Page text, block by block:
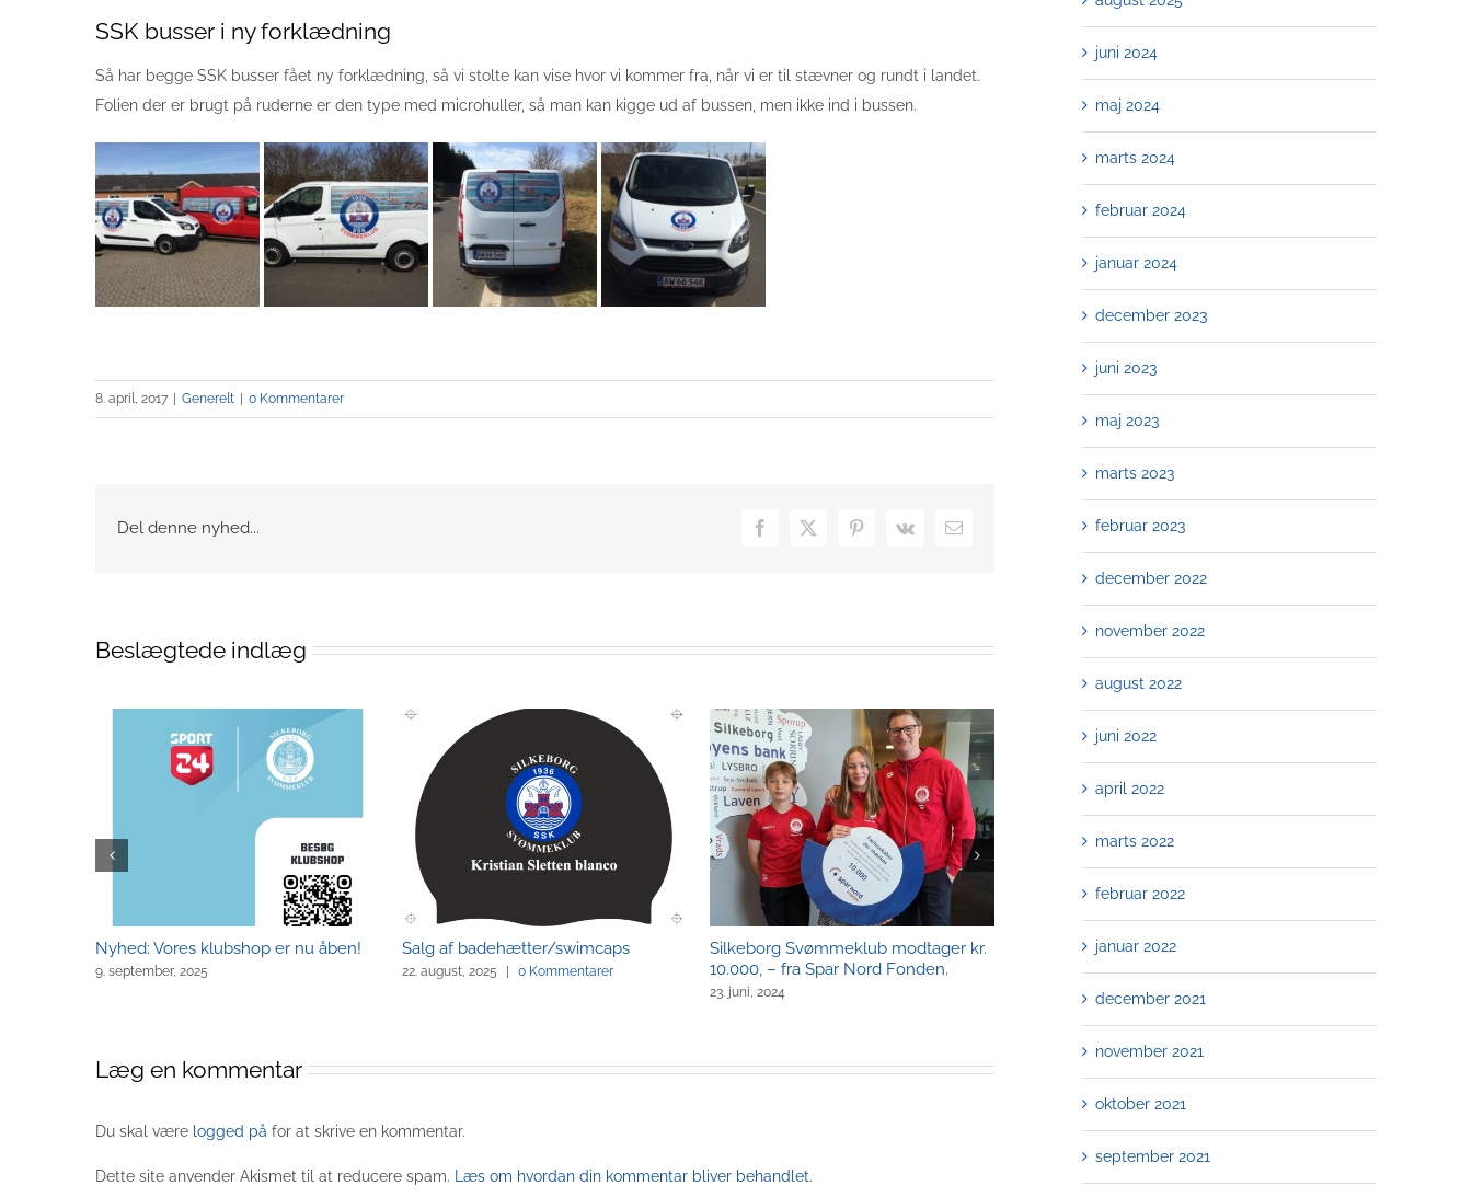
SSK busser i ny forklædning
Så har begge SSK busser fået ny forklædning, så vi stolte kan vise hvor vi kommer fra, når vi er til stævner og rundt i landet.
Folien der er brugt på ruderne er den type med microhuller, så man kan kigge ud af bussen, men ikke ind i bussen.
8. april, 2017 | Generelt | 0 Kommentarer
Del denne nyhed... Facebook
X Pinterest
Vk
E-
Beslægtede indlæg
Nyhed: Vores klubshop er nu åben!
9. september, 2025
Salg af badehætter/swimcaps
22. august, 2025 | 0 Kommentarer
Silkeborg Svømmeklub modtager kr.
10.000, – fra Spar Nord Fonden.
23. juni, 2024
Kunstsvømning i Børneavisen
22. maj, 2024
personlighed.
Læg en kommentar
Du skal være logged på for at skrive en kommentar.
Dette site anvender Akismet til at reducere spam. Læs om hvordan din kommentar bliver behandlet.
juni 2024
maj 2024
marts 2024
februar 2024
januar 2024
december 2023
juni 2023
maj 2023
marts 2023
februar 2023
december 2022
november 2022
august 2022
juni 2022
april 2022
marts 2022
februar 2022
januar 2022
december 2021
november 2021
oktober 2021
september 2021